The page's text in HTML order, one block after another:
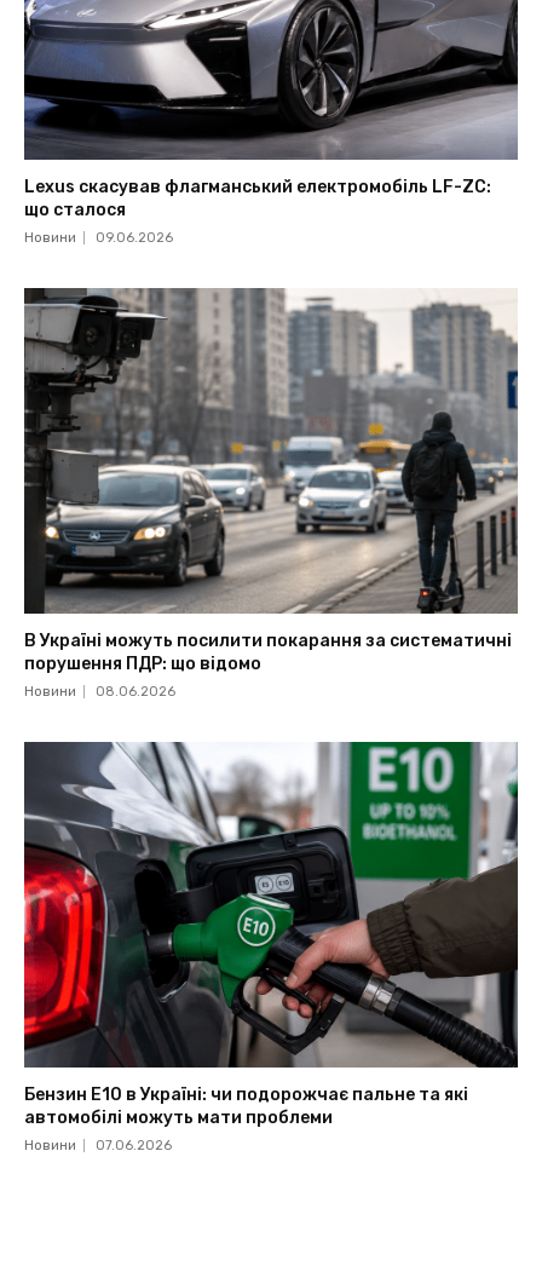
Lexus скасував флагманський електромобіль LF-ZC:
що сталося
Новини 09.06.2026
В Україні можуть посилити покарання за систематичні
порушення ПДР: що відомо
Новини 08.06.2026
Бензин Е10 в Україні: чи подорожчає пальне та які
автомобілі можуть мати проблеми
Новини 07.06.2026